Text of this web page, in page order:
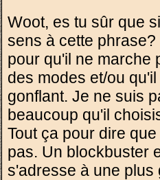
Woot, es tu sûr que
sens à cette
pour qu'il ne marche
des modes et/ou
gonflant. Je ne suis
beaucoup qu'il
Tout ça pour dire
pas. Un blockbuster
s'adresse à une plus